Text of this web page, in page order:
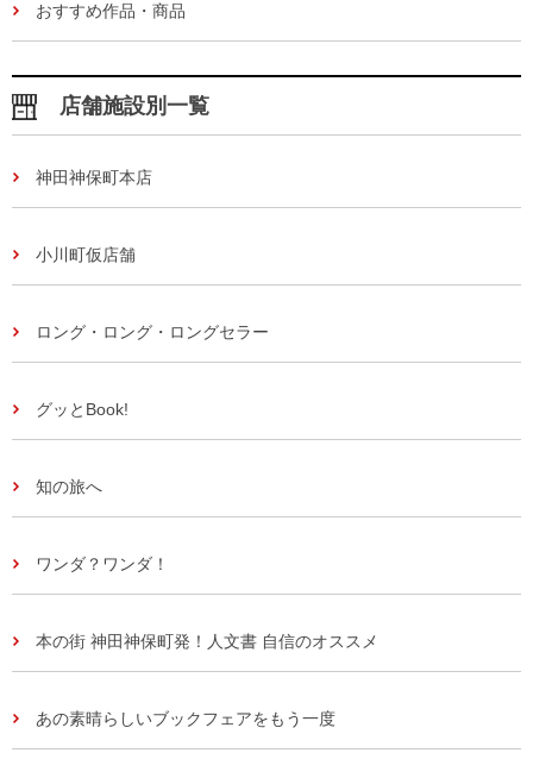
おすすめ作品・商品
店舗施設別一覧
神田神保町本店
小川町仮店舗
ロング・ロング・ロングセラー
グッとBook!
知の旅へ
ワンダ？ワンダ！
本の街 神田神保町発！人文書 自信のオススメ
あの素晴らしいブックフェアをもう一度